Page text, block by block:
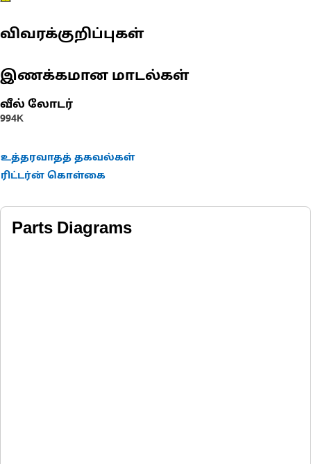
விவரக்குறிப்புகள்
இணக்கமான மாடல்கள்
வீல் லோடர்
994K
உத்தரவாதத் தகவல்கள்
ரிட்டர்ன் கொள்கை
Parts Diagrams